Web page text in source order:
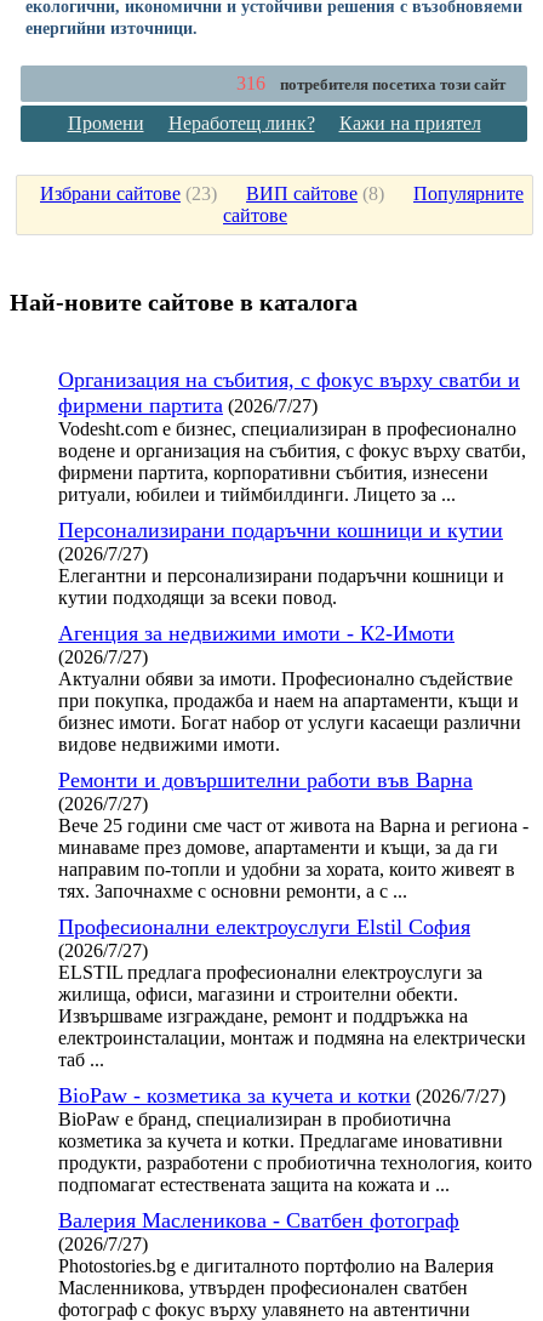
екологични, икономични и устойчиви решения с възобновяеми
енергийни източници.
316 потребителя посетиха този сайт
Промени Неработещ линк? Кажи на приятел
Избрани сайтове (23) ВИП сайтове (8) Популярните
сайтове
Най-новите сайтoве в каталога
Организация на събития, с фокус върху сватби и
фирмени партита (2026/7/27)
Vodesht.com е бизнес, специализиран в професионално
водене и организация на събития, с фокус върху сватби,
фирмени партита, корпоративни събития, изнесени
ритуали, юбилеи и тиймбилдинги. Лицето за ...
Персонализирани подаръчни кошници и кутии
(2026/7/27)
Елегантни и персонализирани подаръчни кошници и
кутии подходящи за всеки повод.
Агенция за недвижими имоти - К2-Имоти
(2026/7/27)
Актуални обяви за имоти. Професионално съдействие
при покупка, продажба и наем на апартаменти, къщи и
бизнес имоти. Богат набор от услуги касаещи различни
видове недвижими имоти.
Ремонти и довършителни работи във Варна
(2026/7/27)
Вече 25 години сме част от живота на Варна и региона -
минаваме през домове, апартаменти и къщи, за да ги
направим по-топли и удобни за хората, които живеят в
тях. Започнахме с основни ремонти, а с ...
Професионални електроуслуги Elstil София
(2026/7/27)
ELSTIL предлага професионални електроуслуги за
жилища, офиси, магазини и строителни обекти.
Извършваме изграждане, ремонт и поддръжка на
електроинсталации, монтаж и подмяна на електрически
таб ...
BioPaw - козметика за кучета и котки (2026/7/27)
BioPaw е бранд, специализиран в пробиотична
козметика за кучета и котки. Предлагаме иновативни
продукти, разработени с пробиотична технология, които
подпомагат естествената защита на кожата и ...
Валерия Масленикова - Сватбен фотограф
(2026/7/27)
Photostories.bg е дигиталното портфолио на Валерия
Масленникова, утвърден професионален сватбен
фотограф с фокус върху улавянето на автентични